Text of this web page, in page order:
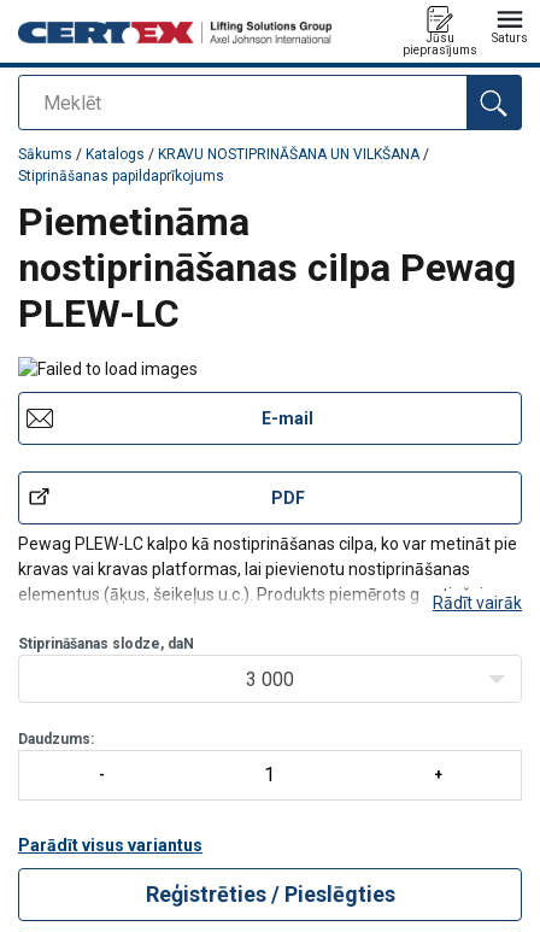
Meklēt
Jūsu
pieprasījums
Saturs
Pievienots jūsu pasūtījumam
Sākums / Katalogs / KRAVU NOSTIPRINĀŠANA UN VILKŠANA/
Stiprināšanas papildaprīkojums
Piemetināma
nostiprināšanas cilpa Pewag
PLEW-LC
E-mail
PDF
Pewag PLEW-LC kalpo kā nostiprināšanas cilpa, ko var metināt pie
kravas vai kravas platformas, lai pievienotu nostiprināšanas
elementus (āķus, šeikeļus u.c.). Produkts piemērots gan tiešai
nostiprināšanas spēks LC ir norā
Rādīt vairāk
Stiprināšanas slodze, daN
3 000
Daudzums:
Parādīt visus variantus
Reģistrēties / Pieslēgties